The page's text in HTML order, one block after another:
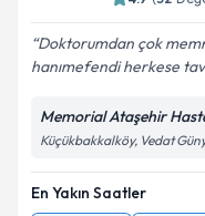
(
Doktorumdan çok
hanımefendi herkese
Memorial Ataşehir
Küçükbakkalköy, Vedat
En Yakın Saatler